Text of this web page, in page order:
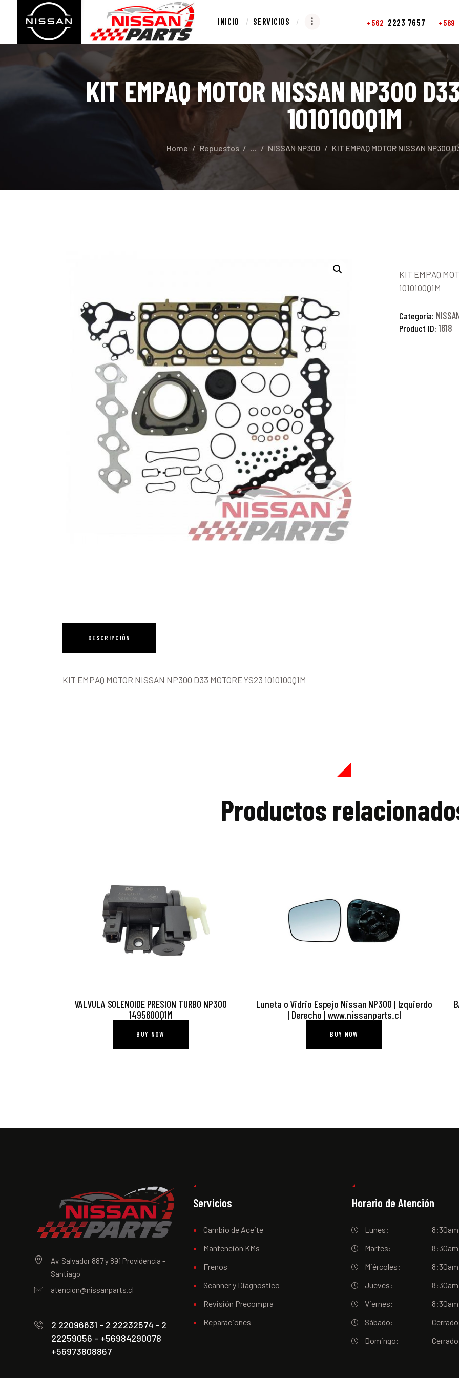
INICIO SERVICIOS +562 2223 7657 +569
KIT EMPAQ MOTOR NISSAN NP300
1010100Q1M
Home Repuestos ... NISSAN NP300 KIT EMPAQ MOTOR NISSAN NP300
INICIO
SERVICIOS
REPUESTOS
CONTACTO
KIT EMPAQ
1010100Q1M
Categoría:
Product ID: 1618
DESCRIPCIÓN
KIT EMPAQ MOTOR NISSAN NP300 D33 MOTORE YS23 1010100Q1M
Productos
VALVULA SOLENOIDE PRESION TURBO NP300
1495600Q1M
BUY NOW
Luneta o Vidrio Espejo Nissan NP300 | Izquierdo
| Derecho | www.nissanparts.cl
BUY NOW
Av. Salvador 887 y 891 Providencia -
Santiago
atencion@nissanparts.cl
2 22096631 - 2 22232574 - 2
22259056 - +56984290078
+56973808867
Servicios
Cambio de Aceite
Mantención KMs
Frenos
Scanner y Diagnostico
Revisión Precompra
Reparaciones
Horario de Atención
Lunes:
Martes:
Miércoles:
Jueves:
Viernes:
Sábado:
Cerrado
Domingo:
Cerrado